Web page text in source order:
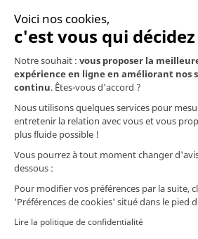
Voici nos cookies,
c'est vous qui
Notre souhait : vous proposer la
expérience en ligne en améliorant nos
continu. Êtes-vous d'accord ?
Nous utilisons quelques services pour
entretenir la relation avec vous et vous
plus fluide possible !
Vous pourrez à tout moment changer
dessous :
Pour modifier vos préférences par la suite,
'Préférences de cookies' situé dans le pied
Lire la politique de confidentialité
En savoir plus
Mentions légales
Nos produits
Contact
Nos préparations ne sont pas des médicaments
de la Santé Publique). Les informations
sur ce site ou dans nos documents ainsi que nos
l'utilisation de nos préparations ne dispensent
médical ou vétérinaire. Les informations que nous